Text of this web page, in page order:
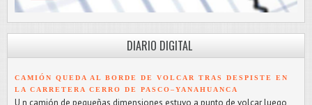
DIARIO DIGITAL
CAMIÓN QUEDA AL BORDE DE VOLCAR TRAS DESPISTE EN
LA CARRETERA CERRO DE PASCO–YANAHUANCA
U n camión de pequeñas dimensiones estuvo a punto de volcar luego